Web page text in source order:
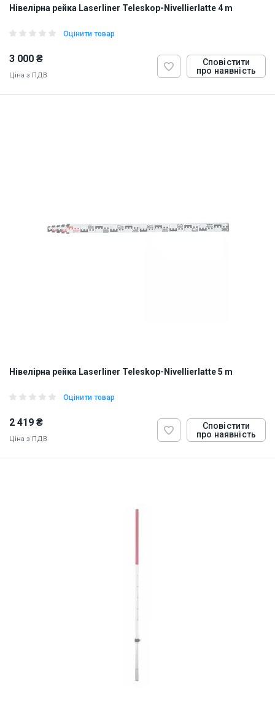
Нівелірна рейка Laserliner Teleskop-Nivellierlatte 4 m
Оцінити товар
3 000 ₴
Ціна з ПДВ
Сповістити
про наявність
Нівелірна рейка Laserliner Teleskop-Nivellierlatte 5 m
Оцінити товар
2 419 ₴
Ціна з ПДВ
Сповістити
про наявність